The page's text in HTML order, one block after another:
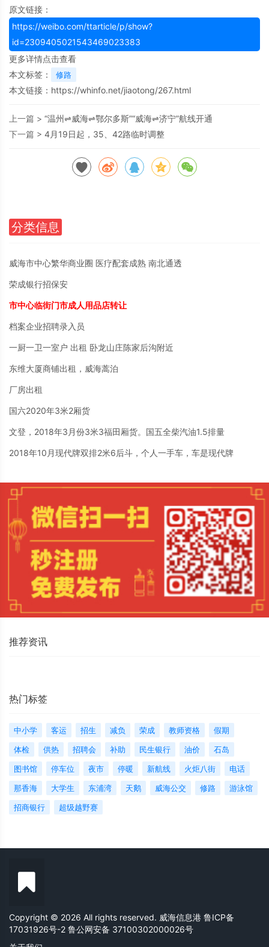
原文链接：
https://weibo.com/ttarticle/p/show?
id=2309405021543469023383
更多详情点击查看
本文标签：
修路
本文链接： https://whinfo.net/jiaotong/267.html
上一篇 > “温州⇌威海⇌鄂尔多斯”“威海⇌济宁”航线开通
下一篇 > 4月19日起，35、42路临时调整
分类信息
威海市中心繁华商业圈 医疗配套成熟 南北通透
荣成银行招保安
市中心临街门市成人用品店转让
档案企业招聘录入员
一厨一卫一室户 出租 卧龙山庄陈家后沟附近
东维大厦商铺出租，威海蒿泊
厂房出租
国六2020年3米2厢货
文登，2018年3月份3米3福田厢货。国五全柴汽油1.5排量
2018年10月现代牌双排2米6后斗，个人一手车，车是现代牌
推荐资讯
热门标签
中小学 客运 招生 减负 荣成 教师资格
假期
体检
供热 招聘会 补助 民生银行 油价
石岛
图书馆
停车位 夜市 停暖 新航线 火炬八街
电话
那香海
大学生 东浦湾 天鹅 威海公交 修路
游泳馆
招商银行
超级越野赛
Copyright © 2026 All rights reserved. 威海信息港 鲁ICP备
17031926号-2 鲁公网安备 37100302000026号